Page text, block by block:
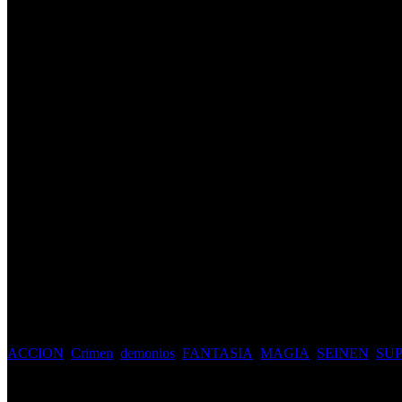
ACCION Crimen demonios FANTASIA MAGIA SEINEN